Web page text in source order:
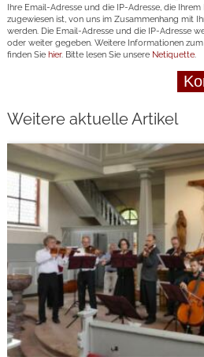
Ihre Email-Adresse und die IP-Adresse, die
zugewiesen ist, von uns im Zusammenhang mit
werden. Die Email-Adresse und die IP-Adresse
oder weiter gegeben. Weitere Informationen
finden Sie hier. Bitte lesen Sie unsere Netiquette.
Weitere aktuelle Artikel
weiterlesen